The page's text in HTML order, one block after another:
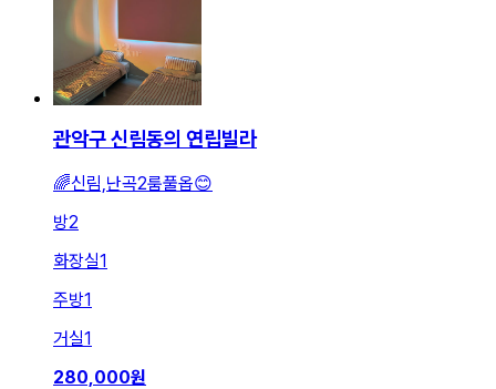
관악구 신림동의 연립빌라
🌈신림,난곡2룸풀옵😊
방2
화장실1
주방1
거실1
280,000원